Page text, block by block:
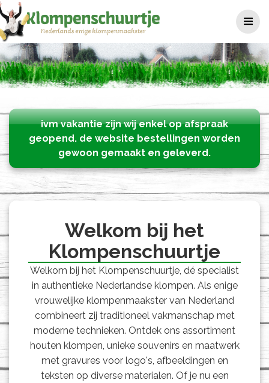
to
content
ivm vakantie zijn wij enkel op afspraak
geopend. de website bestellingen worden
gewoon gemaakt en geleverd.
Welkom bij het
Klompenschuurtje
Welkom bij het Klompenschuurtje, dé specialist
in authentieke Nederlandse klompen. Als enige
vrouwelijke klompenmaakster van Nederland
combineert zij traditioneel vakmanschap met
moderne technieken. Ontdek ons assortiment
houten klompen, unieke souvenirs en maatwerk
met gravures voor logo's, afbeeldingen en
teksten op diverse materialen. Of je nu een